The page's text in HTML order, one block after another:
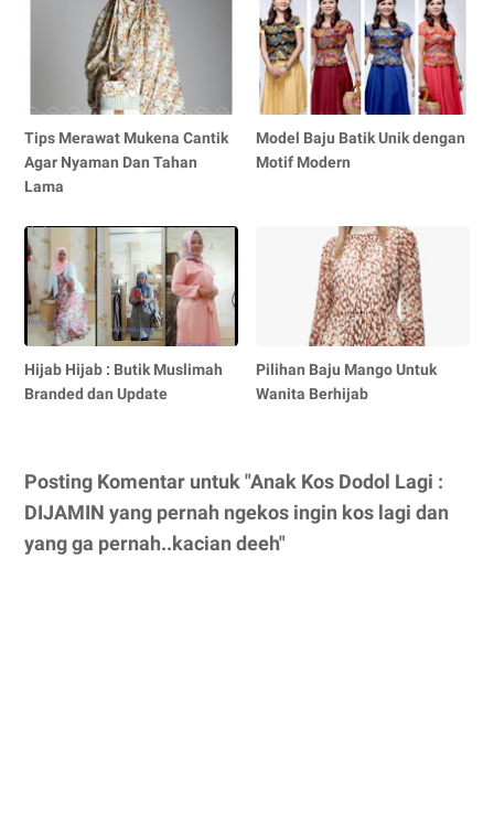
Tips Merawat Mukena Cantik
Agar Nyaman Dan Tahan
Lama
Model Baju Batik Unik dengan
Motif Modern
Hijab Hijab : Butik Muslimah
Branded dan Update
Pilihan Baju Mango Untuk
Wanita Berhijab
Posting Komentar untuk "Anak Kos Dodol Lagi :
DIJAMIN yang pernah ngekos ingin kos lagi dan
yang ga pernah..kacian deeh"